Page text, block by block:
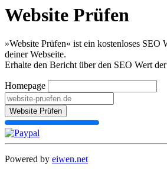
Website Prüfen
»Website Prüfen« ist ein kostenloses SEO
deiner Webseite.
Erhalte den Bericht über den SEO Wert
Homepage
Website Prüfen
Powered by eiwen.net